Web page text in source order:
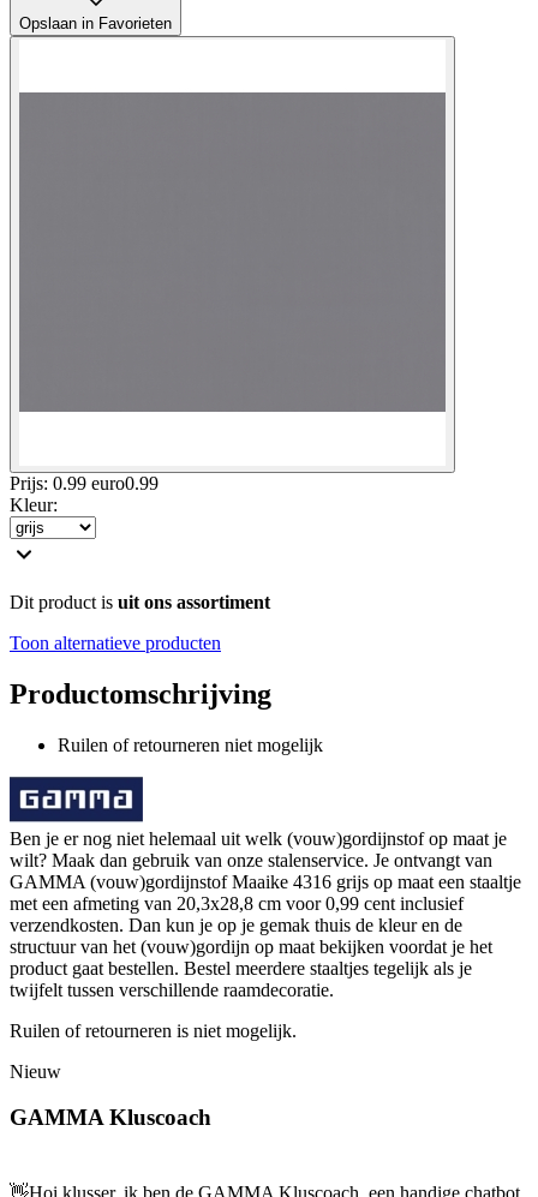
Opslaan in Favorieten
Prijs: 0.99 euro0.99
Kleur:
Dit product is uit ons assortiment
Toon alternatieve producten
Productomschrijving
Ruilen of retourneren niet mogelijk
Ben je er nog niet helemaal uit welk (vouw)gordijnstof op maat je
wilt? Maak dan gebruik van onze stalenservice. Je ontvangt van
GAMMA (vouw)gordijnstof Maaike 4316 grijs op maat een staaltje
met een afmeting van 20,3x28,8 cm voor 0,99 cent inclusief
verzendkosten. Dan kun je op je gemak thuis de kleur en de
structuur van het (vouw)gordijn op maat bekijken voordat je het
product gaat bestellen. Bestel meerdere staaltjes tegelijk als je
twijfelt tussen verschillende raamdecoratie.
Ruilen of retourneren is niet mogelijk.
Nieuw
GAMMA Kluscoach